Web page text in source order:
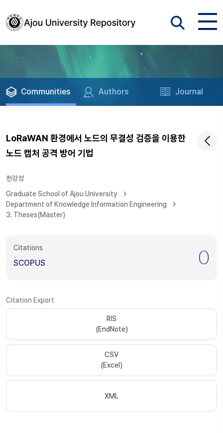
Communities Authors Journal
LoRaWAN 환경에서 노드의 무결성 검증을 이용한
노드 캡처 공격 방어 기법
천강성
Graduate School of Ajou University
Department of Knowledge Information Engineering
3. Theses(Master)
Citations
SCOPUS 0
Citation Export
RIS
(EndNote)
CSV
(Excel)
XML